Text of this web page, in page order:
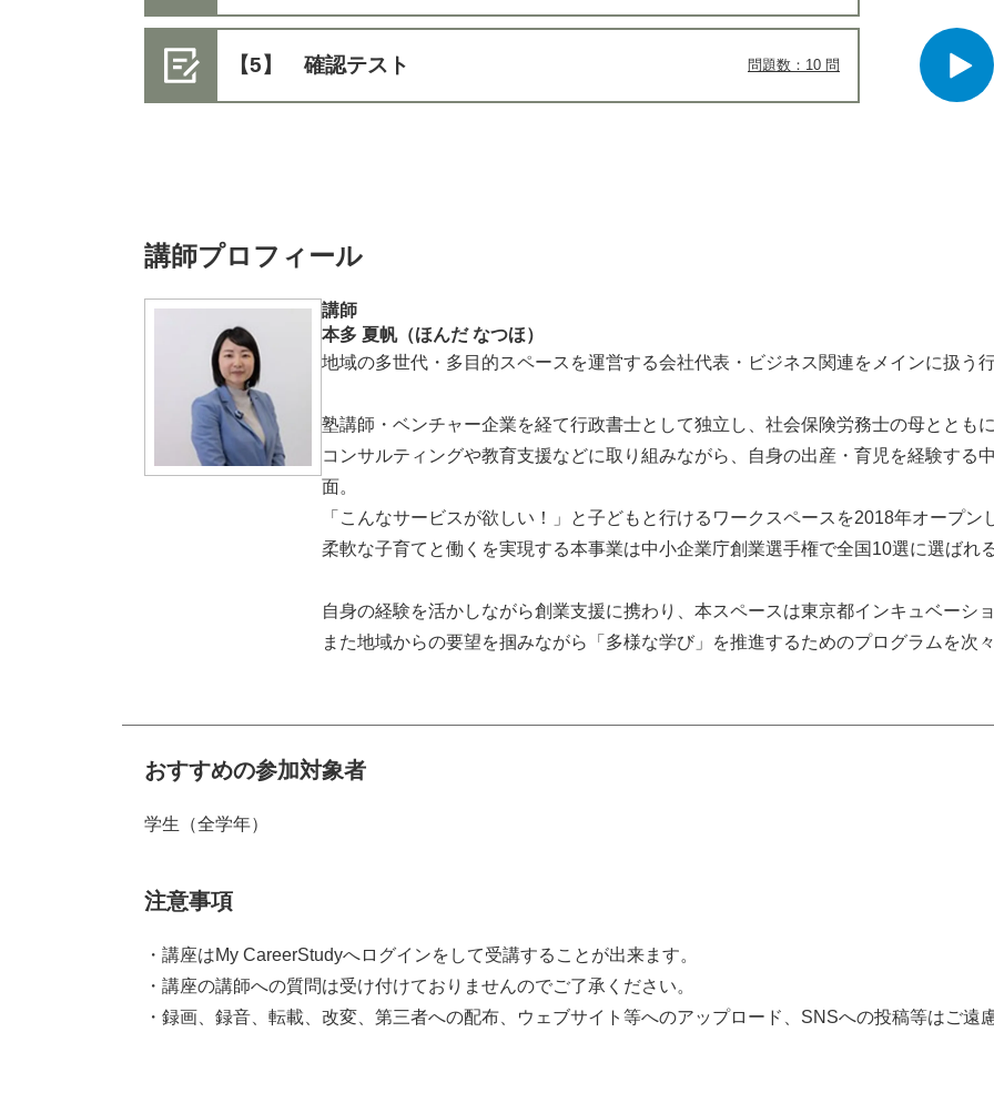
【5】 確認テスト 問題数：10 問
講師プロフィール
講師
本多 夏帆（ほんだ なつほ）
地域の多世代・多目的スペースを運営する会社代表・ビジネス関連をメインに扱う行
塾講師・ベンチャー企業を経て行政書士として独立し、社会保険労務士の母ととも
コンサルティングや教育支援などに取り組みながら、自身の出産・育児を経験する
面。
「こんなサービスが欲しい！」と子どもと行けるワークスペースを2018年オープン
柔軟な子育てと働くを実現する本事業は中小企業庁創業選手権で全国10選に選ばれる
自身の経験を活かしながら創業支援に携わり、本スペースは東京都インキュベーシ
また地域からの要望を掴みながら「多様な学び」を推進するためのプログラムを次々
おすすめの参加対象者
学生（全学年）
注意事項
・講座はMy CareerStudyへログインをして受講することが出来ます。
・講座の講師への質問は受け付けておりませんのでご了承ください。
・録画、録音、転載、改変、第三者への配布、ウェブサイト等へのアップロード、SNSへの投稿等はご遠